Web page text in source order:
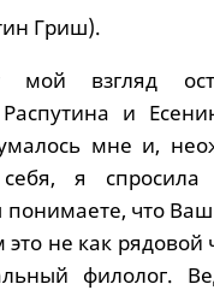
Гриш).
взгляд
и
мне и,
я спросила
что
не как рядовой
филолог.